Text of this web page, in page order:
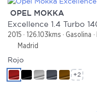
OPEL MOKKA
2015 126.103kms Gasolina
Madrid
Rojo
+2